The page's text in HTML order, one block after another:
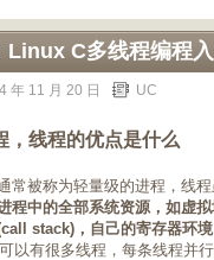
C多线程编程
年 11 月 20 日 UC
，线程的优点是什么
常被称为轻量级的进程，线
程中的全部系统资源，如虚
stack)，自己的寄存器环
以有很多线程，每条线程并行